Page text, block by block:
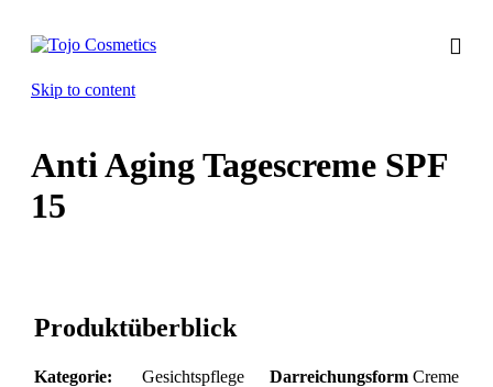
Skip to content
Anti Aging Tagescreme SPF
15
Produktüberblick
Kategorie: Gesichtspflege Darreichungsform Creme